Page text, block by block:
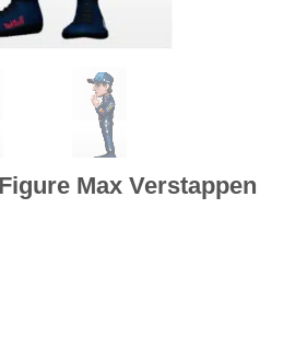
Max Verstappen